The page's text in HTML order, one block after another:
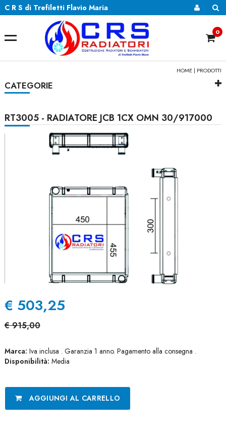
C R S di Trefiletti Flavio Maria
0
HOME | PRODOTTI
CATEGORIE
RT3005 - RADIATORE JCB 1CX OMN 30/917000
€ 503,25
€ 915,00
Marca: Iva inclusa . Garanzia 1 anno. Pagamento alla consegna .
Disponibilità: Media
AGGIUNGI AL CARRELLO